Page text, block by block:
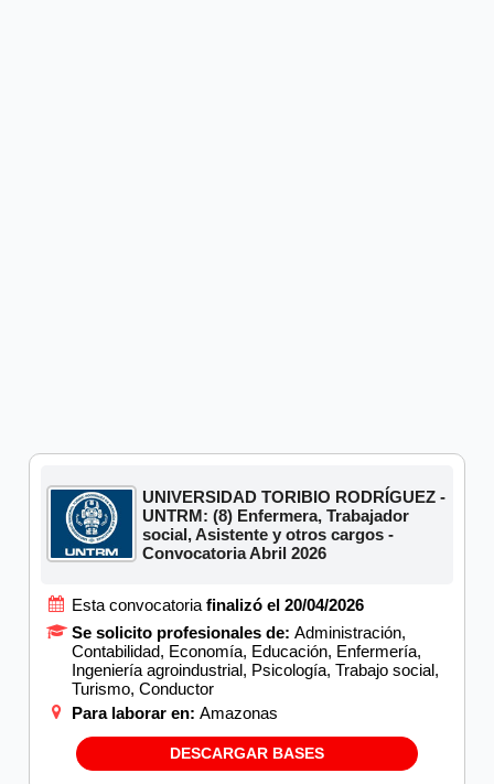
UNIVERSIDAD TORIBIO RODRÍGUEZ -
UNTRM: (8) Enfermera, Trabajador
social, Asistente y otros cargos -
Convocatoria Abril 2026
Esta convocatoria finalizó el 20/04/2026
Se solicito profesionales de: Administración,
Contabilidad, Economía, Educación, Enfermería,
Ingeniería agroindustrial, Psicología, Trabajo social,
Turismo, Conductor
Para laborar en: Amazonas
DESCARGAR BASES